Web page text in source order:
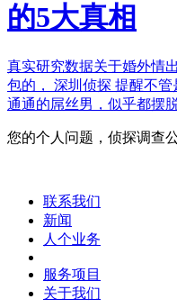
的5大真相
真实研究数据关于婚外情
包的， 深圳侦探 提醒不
通通的屌丝男，似乎都摆
您的个人问题，侦探调查
联系我们
新闻
人个业务
服务项目
关于我们